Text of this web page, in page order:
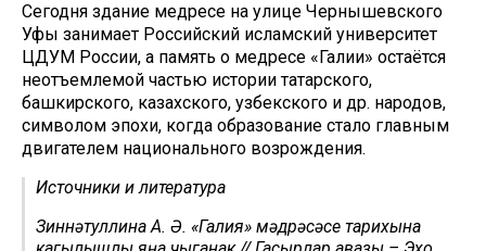
Сегодня здание медресе на улице Чернышевского
Уфы занимает Российский исламский университет
ЦДУМ России, а память о медресе «Галии» остаётся
неотъемлемой частью истории татарского,
башкирского, казахского, узбекского и др. народов,
символом эпохи, когда образование стало главным
двигателем национального возрождения.
Источники и литература
Зиннәтуллина А. Ә. «Галия» мәдрәсәсе тарихына